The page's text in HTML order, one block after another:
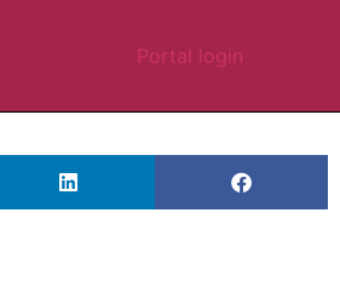
Portal login